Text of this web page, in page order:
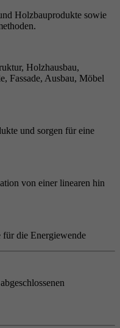
Holzbauprodukte sowie
Holzhausbau,
Fassade, Ausbau, Möbel
und sorgen für eine
von einer linearen hin
für die Energiewende